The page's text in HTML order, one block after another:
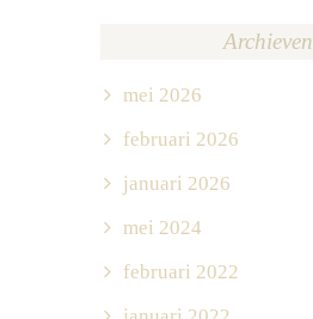
Archieven
mei 2026
februari 2026
januari 2026
mei 2024
februari 2022